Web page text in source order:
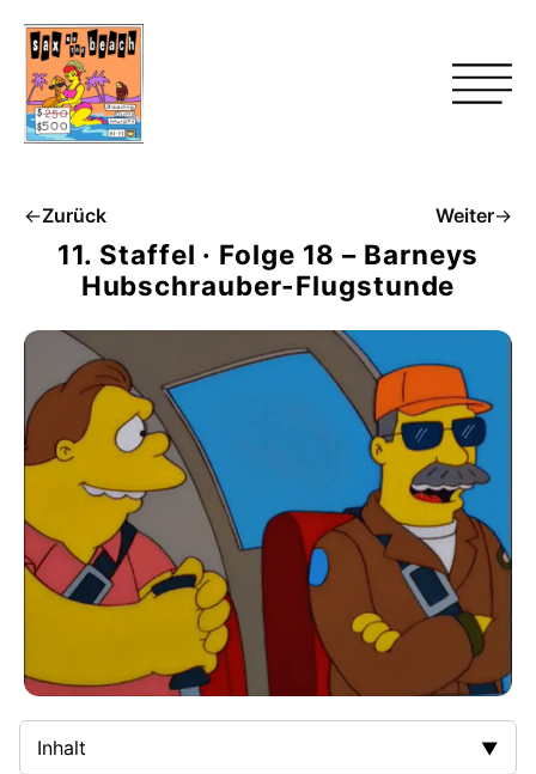
←Zurück Weiter→
11. Staffel · Folge 18 – Barneys
Hubschrauber-Flugstunde
Inhalt